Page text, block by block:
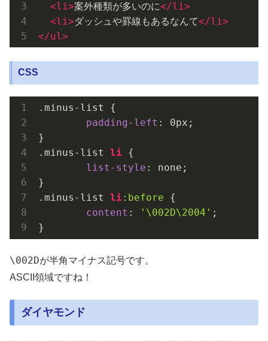
<li>案外種類が多いのに</li>
<li>ダッシュや罫線もあるなんて</li>
</ul>
CSS
.minus-list
{
padding-left : 0px ;
.minus-list
li {
list-style : none;
.minus-list
li :before {
content : '\002D\2004' ;
}
\002Dが半角マイナス記号です。
ASCII領域ですね！
ダイヤモンド